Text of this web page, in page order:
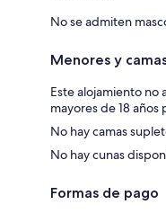
No se admiten
Menores y
Este alojamiento no
mayores de 18
No hay camas
No hay cunas
Formas de pago